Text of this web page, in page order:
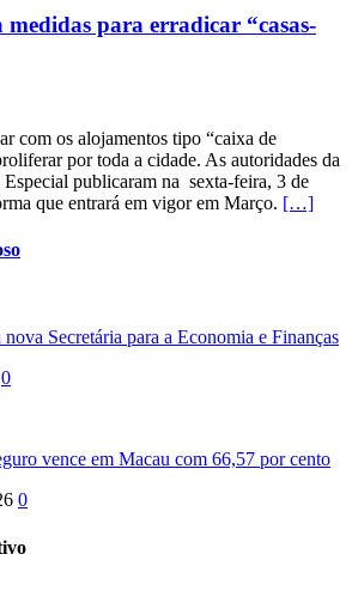
para erradicar “casas-
com os alojamentos tipo “caixa de
por toda a cidade. As autoridades da
publicaram na sexta-feira, 3 de
que entrará em vigor em Março. […]
Secretária para a Economia e Finanças
0
vence em Macau com 66,57 por cento
0